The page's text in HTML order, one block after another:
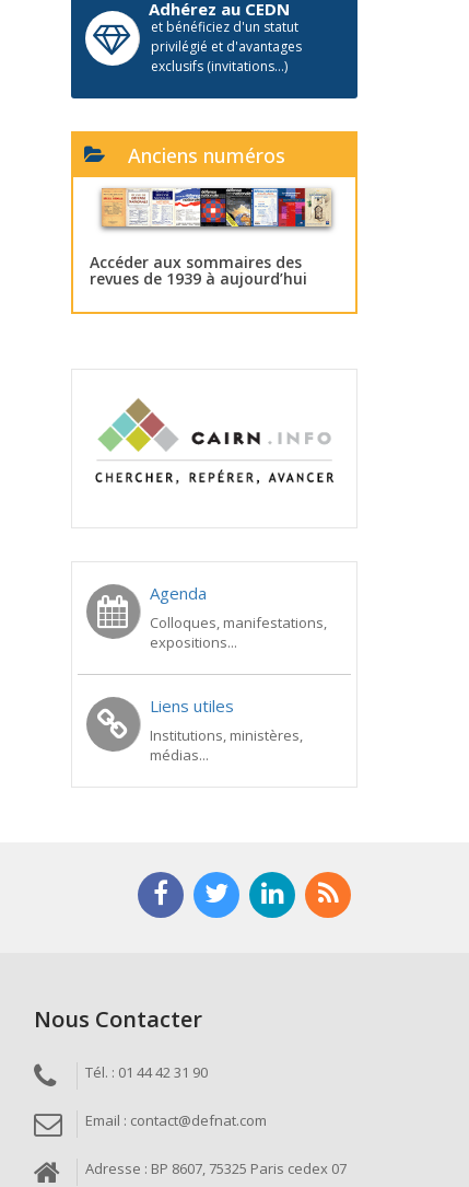
Adhérez au CEDN
et bénéficiez d'un statut
privilégié et d'avantages
exclusifs (invitations...)
Anciens numéros
Accéder aux sommaires des
revues de 1939 à aujourd’hui
Agenda
Colloques, manifestations,
expositions...
Liens utiles
Institutions, ministères,
médias...
Nous Contacter
Tél. : 01 44 42 31 90
Email : contact@defnat.com
Adresse : BP 8607, 75325 Paris cedex 07